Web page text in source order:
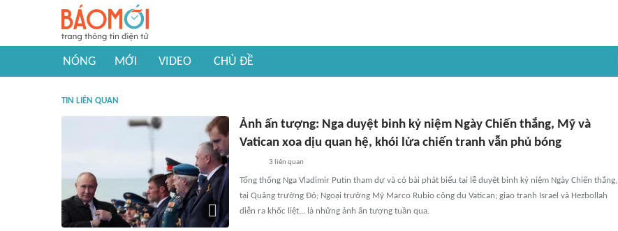
NÓNG MỚI VIDEO CHỦ ĐỀ
TIN LIÊN QUAN
Ảnh ấn tượng: Nga duyệt binh kỷ niệm Ngày Chiến thắng, Mỹ và
Vatican xoa dịu quan hệ, khói lửa chiến tranh vẫn phủ bóng
3 liên quan
Tổng thống Nga Vladimir Putin tham dự và có bài phát biểu tại lễ duyệt binh kỷ niệm Ngày Chiến thắng,
tại Quảng trường Đỏ; Ngoại trưởng Mỹ Marco Rubio công du Vatican; giao tranh Israel và Hezbollah
diễn ra khốc liệt... là những ảnh ấn tượng tuần qua.